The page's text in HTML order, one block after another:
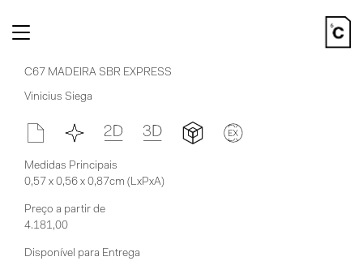
Toggle
C67 MADEIRA SBR EXPRESS
Vinicius Siega
Medidas Principais
0,57 x 0,56 x 0,87cm (LxPxA)
Preço a partir de
4.181,00
Disponível para Entrega